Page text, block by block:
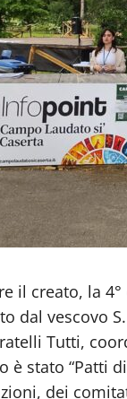
il creato, la
dal vescovo
Tutti,
è stato “Patti
dei